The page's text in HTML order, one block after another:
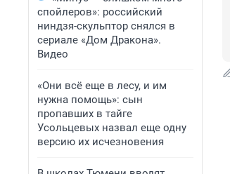
спойлеров»: российский
ниндзя-скульптор снялся в
сериале «Дом Дракона».
Видео
«Они всё еще в лесу, и им
нужна помощь»: сын
пропавших в тайге
Усольцевых назвал еще одну
версию их исчезновения